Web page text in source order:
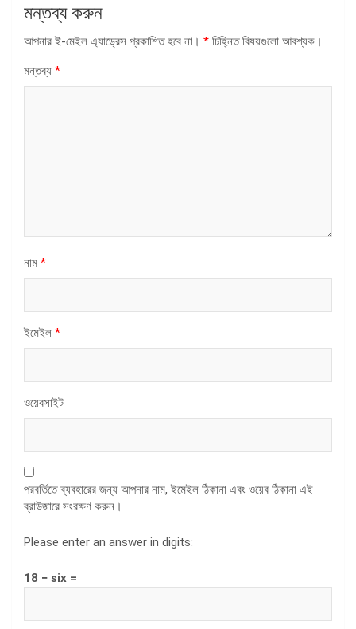
মন্তব্য করুন
আপনার ই-মেইল এ্যাড্রেস প্রকাশিত হবে না। * চিহ্নিত বিষয়গুলো আবশ্যক।
মন্তব্য *
নাম *
ইমেইল *
ওয়েবসাইট
পরবর্তিতে ব্যবহারের জন্য আপনার নাম, ইমেইল ঠিকানা এবং ওয়েব ঠিকানা এই
ব্রাউজারে সংরক্ষণ করুন।
Please enter an answer in digits:
18 − six =